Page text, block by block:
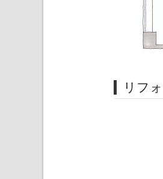
リフ